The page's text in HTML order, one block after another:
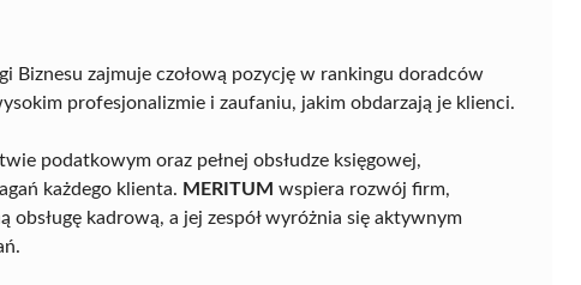
Biznesu zajmuje czołową pozycję w rankingu doradców
profesjonalizmie i zaufaniu, jakim obdarzają je klienci.
podatkowym oraz pełnej obsłudze księgowej,
każdego klienta. MERITUM wspiera rozwój firm,
kadrową, a jej zespół wyróżnia się aktywnym